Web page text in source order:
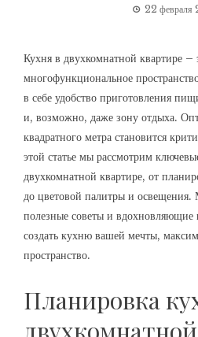
22 февраля
Кухня в двухкомнатной квартире –
многофункциональное
в себе удобство приготовления
и, возможно, даже зону отдыха.
квадратного метра становится
этой статье мы рассмотрим
двухкомнатной квартире, от
до цветовой палитры и
полезные советы и вдохновляющие
создать кухню вашей мечты,
пространство.
Планировка